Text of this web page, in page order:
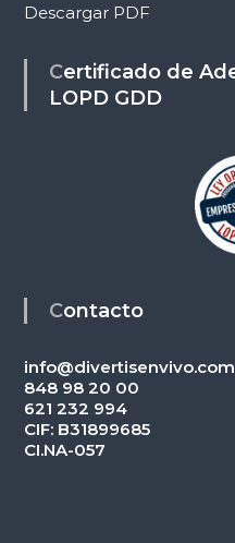
Descargar PDF
Certificado de Adecuación a la RGPD y
LOPD GDD
Contacto
info@divertisenvivo.com
848 98 20 00
621 232 994
CIF: B31899685
CI.NA-057